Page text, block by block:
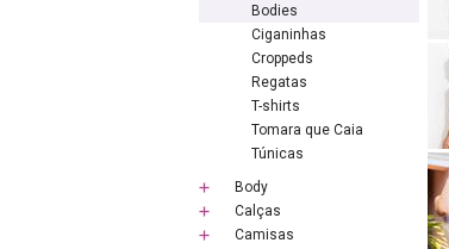
Bodies
Ciganinhas
Croppeds
Regatas
T-shirts
Tomara que Caia
Túnicas
Body
Calças
Camisas